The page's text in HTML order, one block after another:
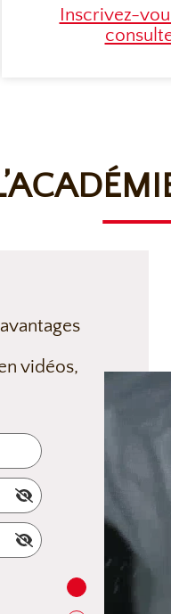
Inscrivez-
vidéos,